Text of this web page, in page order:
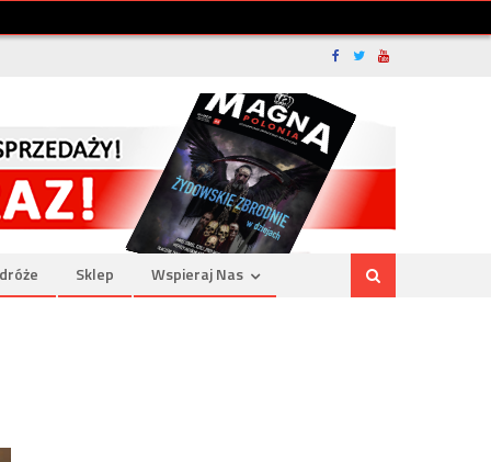
Sklep Wspieraj Nas